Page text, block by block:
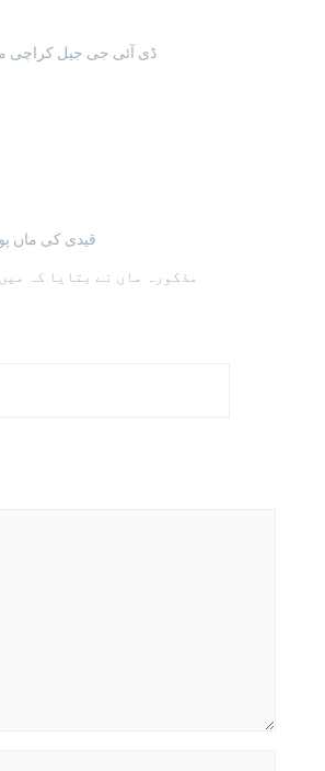
ڈی آئی جی جیل کراچی
قیدی کی ماں
مذکورہ ماں نے بتایا کہ